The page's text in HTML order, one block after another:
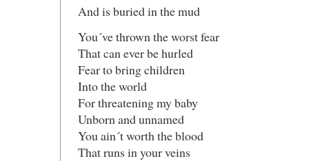
And is buried in the mud
You´ve thrown the worst fear
That can ever be hurled
Fear to bring children
Into the world
For threatening my baby
Unborn and unnamed
You ain´t worth the blood
That runs in your veins